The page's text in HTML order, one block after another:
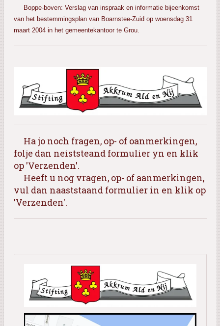
Boppe-boven: Verslag van inspraak en informatie bijeenkomst
van het bestemmingsplan van Boarnstee-Zuid op woensdag 31
maart 2004 in het gemeentekantoor te Grou.
Ha jo noch fragen, op- of oanmerkingen,
folje dan neiststeand formulier yn en klik
op 'Verzenden'.
Heeft u nog vragen, op- of aanmerkingen,
vul dan naaststaand formulier in en klik op
'Verzenden'.